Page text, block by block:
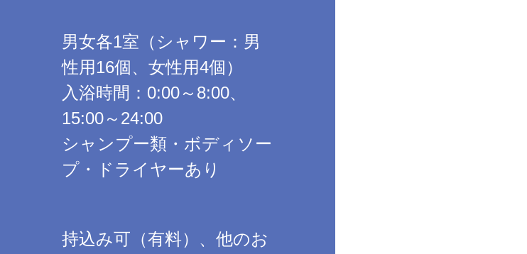
男女各1室（シャワー：男
性用16個、女性用4個）
入浴時間：0:00～8:00、
15:00～24:00
シャンプー類・ボディソー
プ・ドライヤーあり
持込み可（有料）、他のお